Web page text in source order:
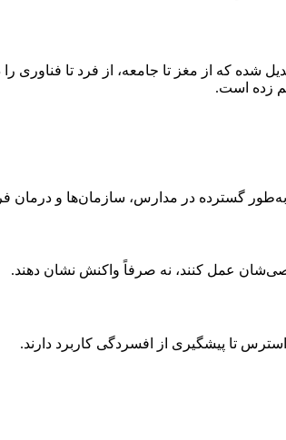
شده که از مغز تا جامعه، از فرد تا فناوری
زده است.
گسترده در مدارس، سازمان‌ها و درمان
عمل کنند، نه صرفاً واکنش نشان دهند.
تا پیشگیری از افسردگی کاربرد دارند.